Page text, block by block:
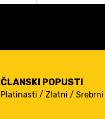
ČLANSKI POPUSTI
Platinasti / Zlatni / Srebrni